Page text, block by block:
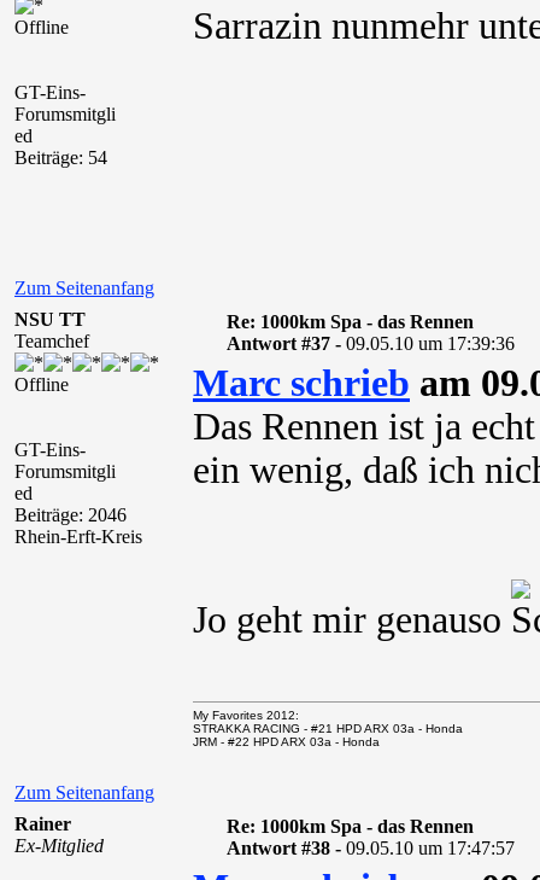
Offline
GT-Eins-
Forumsmitgli
ed
Beiträge: 54
Sarrazin nunmehr
Zum Seitenanfang
NSU TT
Teamchef
Offline
GT-Eins-
Forumsmitgli
ed
Beiträge: 2046
Rhein-Erft-Kreis
Re: 1000km Spa - das Rennen
Antwort #37 - 09.05.10 um 17:39:36
Marc schrieb am
Das Rennen ist ja
ein wenig, daß ich
Jo geht mir genauso
Zum Seitenanfang
My Favorites 2012:
STRAKKA RACING - #21 HPD ARX 03a - Honda
JRM - #22 HPD ARX 03a - Honda
Rainer
Ex-Mitglied
Re: 1000km Spa - das Rennen
Antwort #38 - 09.05.10 um 17:47:57